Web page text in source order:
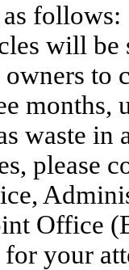
follows:
will be
to
months,
waste
please
Office
your